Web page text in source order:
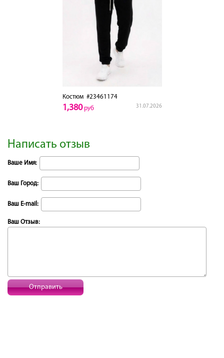
Костюм#23461174
31.07.2026
1,380руб
Написать отзыв
Ваше Имя:
Ваш Город:
Ваш E-mail:
Ваш Отзыв:
Отправить